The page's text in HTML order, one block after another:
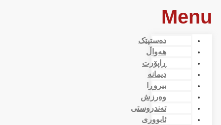
Menu
دەستپێک
هەواڵ
ڕاپۆرت
دیمانە
بیروڕا
وەرزش
تەندروستی
ئابووری